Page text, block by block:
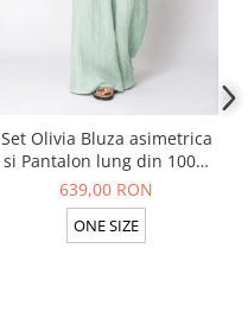
Set Olivia Bluza asimetrica
si Pantalon lung din 100%
in Light Olive
639,00 RON
ONE SIZE